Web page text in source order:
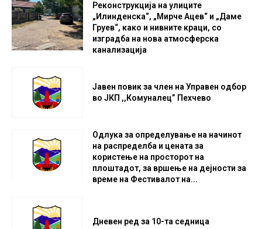
Реконструкција на улиците
„Илинденска“, „Мирче Ацев“ и „Даме
Груев“, како и нивните краци, со
изградба на нова атмосферска
канализација
Јавен повик за член на Управен одбор
во ЈКП ,,Комуналец” Пехчево
Одлука за определување на начинот
на распределба и цената за
користење на просторот на
плоштадот, за вршење на дејности за
време на Фестивалот на...
Дневен ред за 10-та седница